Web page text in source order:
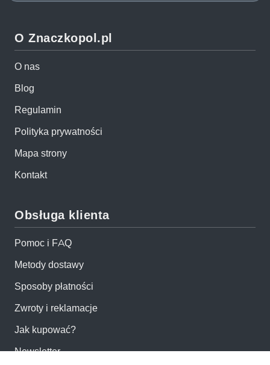
O Znaczkopol.pl
O nas
Blog
Regulamin
Polityka prywatności
Mapa strony
Kontakt
Obsługa klienta
Pomoc i FAQ
Metody dostawy
Sposoby płatności
Zwroty i reklamacje
Jak kupować?
Newsletter